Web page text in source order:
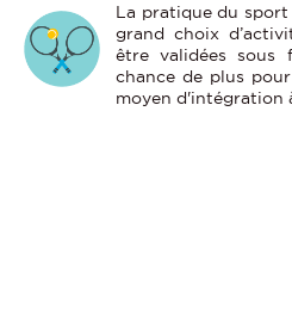
La pratique du
grand choix
être validées sous
chance de plus
moyen d'intégration